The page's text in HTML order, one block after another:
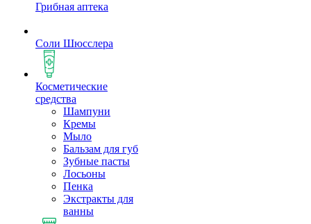
Грибная аптека
Соли Шюсслера
Косметические
средства
Шампуни
Кремы
Мыло
Бальзам для губ
Зубные пасты
Лосьоны
Пенка
Экстракты для
ванны